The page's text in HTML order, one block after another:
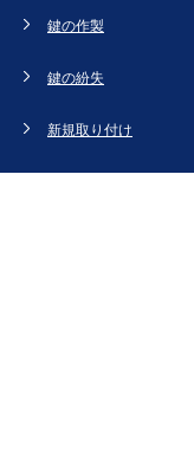
鍵の作製
鍵の紛失
新規取り付け